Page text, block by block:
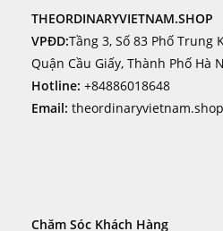
THEORDINARYVIETNAM.SHOP
VPĐD:Tầng 3, Số 83 Phố Trung
Quận Cầu Giấy, Thành Phố Hà
Hotline: +84886018648
Email:
Chăm Sóc Khách Hàng